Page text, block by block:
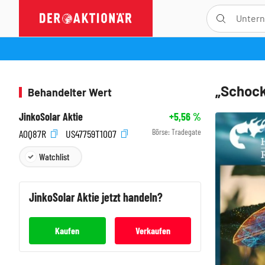
Behandelter Wert
JinkoSolar Aktie
+5,56%
A0Q87R
US47759T1007 Börse: Tradegate
Watchlist
JinkoSolarAktie jetzt handeln?
Kaufen Verkaufen